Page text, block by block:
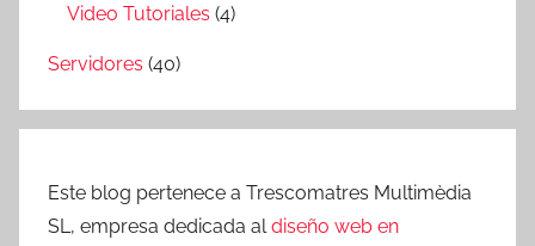
Video Tutoriales (4)
Servidores (40)
Este blog pertenece a Trescomatres Multimèdia
SL, empresa dedicada aldiseño web en